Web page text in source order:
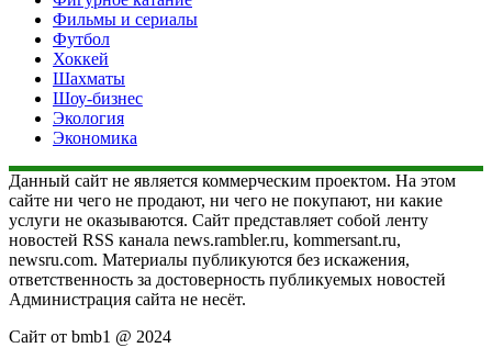
Фильмы и сериалы
Футбол
Хоккей
Шахматы
Шоу-бизнес
Экология
Экономика
Данный сайт не является коммерческим проектом. На этом
сайте ни чего не продают, ни чего не покупают, ни какие
услуги не оказываются. Сайт представляет собой ленту
новостей RSS канала news.rambler.ru, kommersant.ru,
newsru.com. Материалы публикуются без искажения,
ответственность за достоверность публикуемых новостей
Администрация сайта не несёт.
Сайт от bmb1 @ 2024